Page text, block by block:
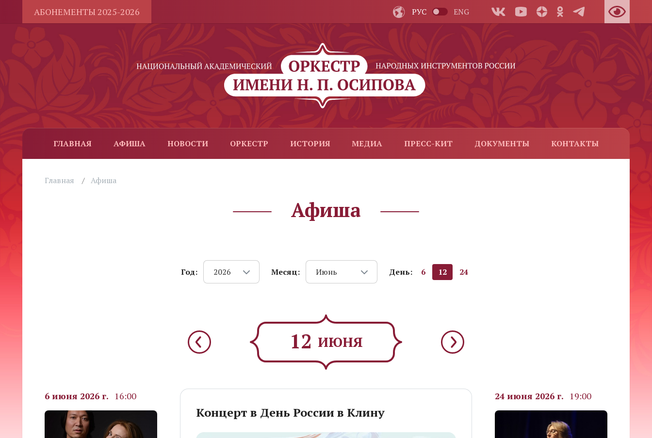
АБОНЕМЕНТЫ 2025-2026 РУС ENG
ГЛАВНАЯ АФИША НОВОСТИ ОРКЕСТР ИСТОРИЯ МЕДИА ПРЕСС-КИТ ДОКУМЕНТЫ КОНТАКТЫ
Главная Афиша
Афиша
Год: 2026 Месяц: Июнь День: 6 12 24
12 ИЮНЯ
6 июня 2026 г. 16:00
Концерт в День России в Клину
24 июня 2026 г. 19:00